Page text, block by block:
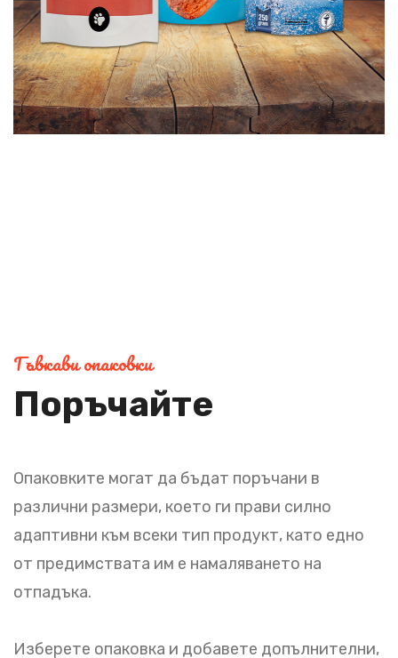
Гъвкави опаковки
Поръчайте
Опаковките могат да бъдат поръчани в
различни размери, което ги прави силно
адаптивни към всеки тип продукт, като едно
от предимствата им е намаляването на
отпадъка.
Изберете опаковка и добавете допълнителни,